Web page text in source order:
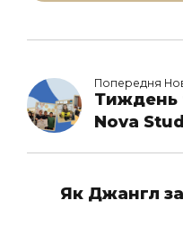
Попередня
Тиждень
Nova
Як Джангл